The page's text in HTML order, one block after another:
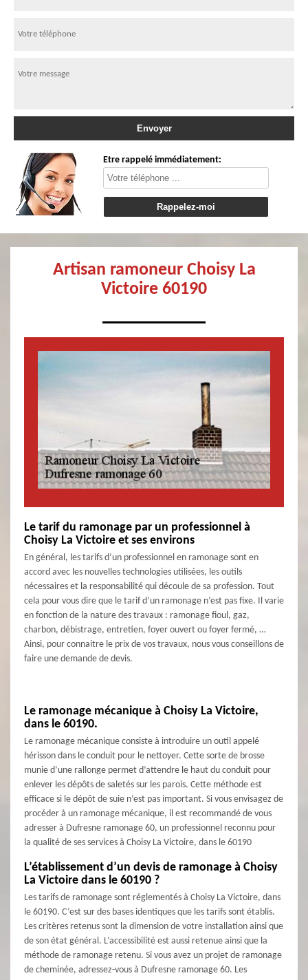
Etre rappelé immédiatement:
Artisan ramoneur Choisy La
Victoire 60190
Le tarif du ramonage par un professionnel à
Choisy La Victoire et ses environs
En général, les tarifs d’un professionnel en ramonage sont en
accord avec les nouvelles technologies utilisées, les outils
nécessaires et la responsabilité qui découle de sa profession. Tout
cela pour vous dire que le tarif d’un ramonage n’est pas fixe. Il varie
en fonction de la nature des travaux : ramonage fioul, gaz,
charbon, débistrage, entretien, foyer ouvert ou foyer fermé, …
Ainsi, pour connaitre le prix de vos travaux, nous vous conseillons de
faire une demande de devis.
Le ramonage mécanique à Choisy La Victoire,
dans le 60190.
Le ramonage mécanique consiste à introduire un outil appelé
hérisson dans le conduit pour le nettoyer. Cette sorte de brosse
munie d’une rallonge permet d’attendre le haut du conduit pour
enlever les dépôts de saletés sur les parois. Cette méthode est
efficace si le dépôt de suie n’est pas important. Si vous envisagez de
procéder à un ramonage mécanique, il est recommandé de vous
adresser à Dufresne ramonage 60, un professionnel reconnu pour
la qualité de ses services à Choisy La Victoire, dans le 60190
L’établissement d’un devis de ramonage à Choisy
La Victoire dans le 60190 ?
Les tarifs de ramonage sont réglementés à Choisy La Victoire, dans
le 60190. C’est sur des bases identiques que les tarifs sont établis.
Les critères retenus sont la dimension de votre installation ainsi que
de son état général. L’accessibilité est aussi retenue ainsi que la
méthode de ramonage retenu. Si vous avez un projet de ramonage
de cheminée, adressez-vous à Dufresne ramonage 60. Les